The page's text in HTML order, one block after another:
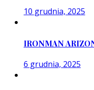
10 grudnia, 2025
IRONMAN
6 grudnia, 2025